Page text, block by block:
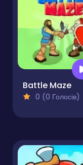
Battle Maze
0 (0 Голосів)